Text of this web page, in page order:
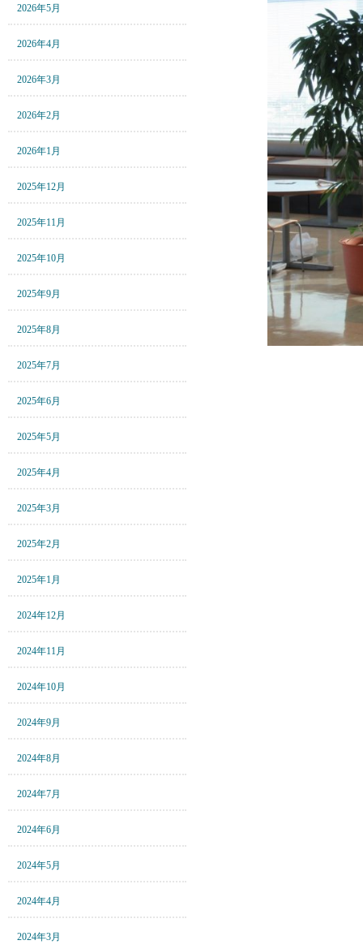
2026年5月
2026年4月
2026年3月
2026年2月
2026年1月
2025年12月
2025年11月
2025年10月
2025年9月
2025年8月
2025年7月
2025年6月
2025年5月
2025年4月
2025年3月
2025年2月
2025年1月
2024年12月
2024年11月
2024年10月
2024年9月
2024年8月
2024年7月
2024年6月
2024年5月
2024年4月
2024年3月